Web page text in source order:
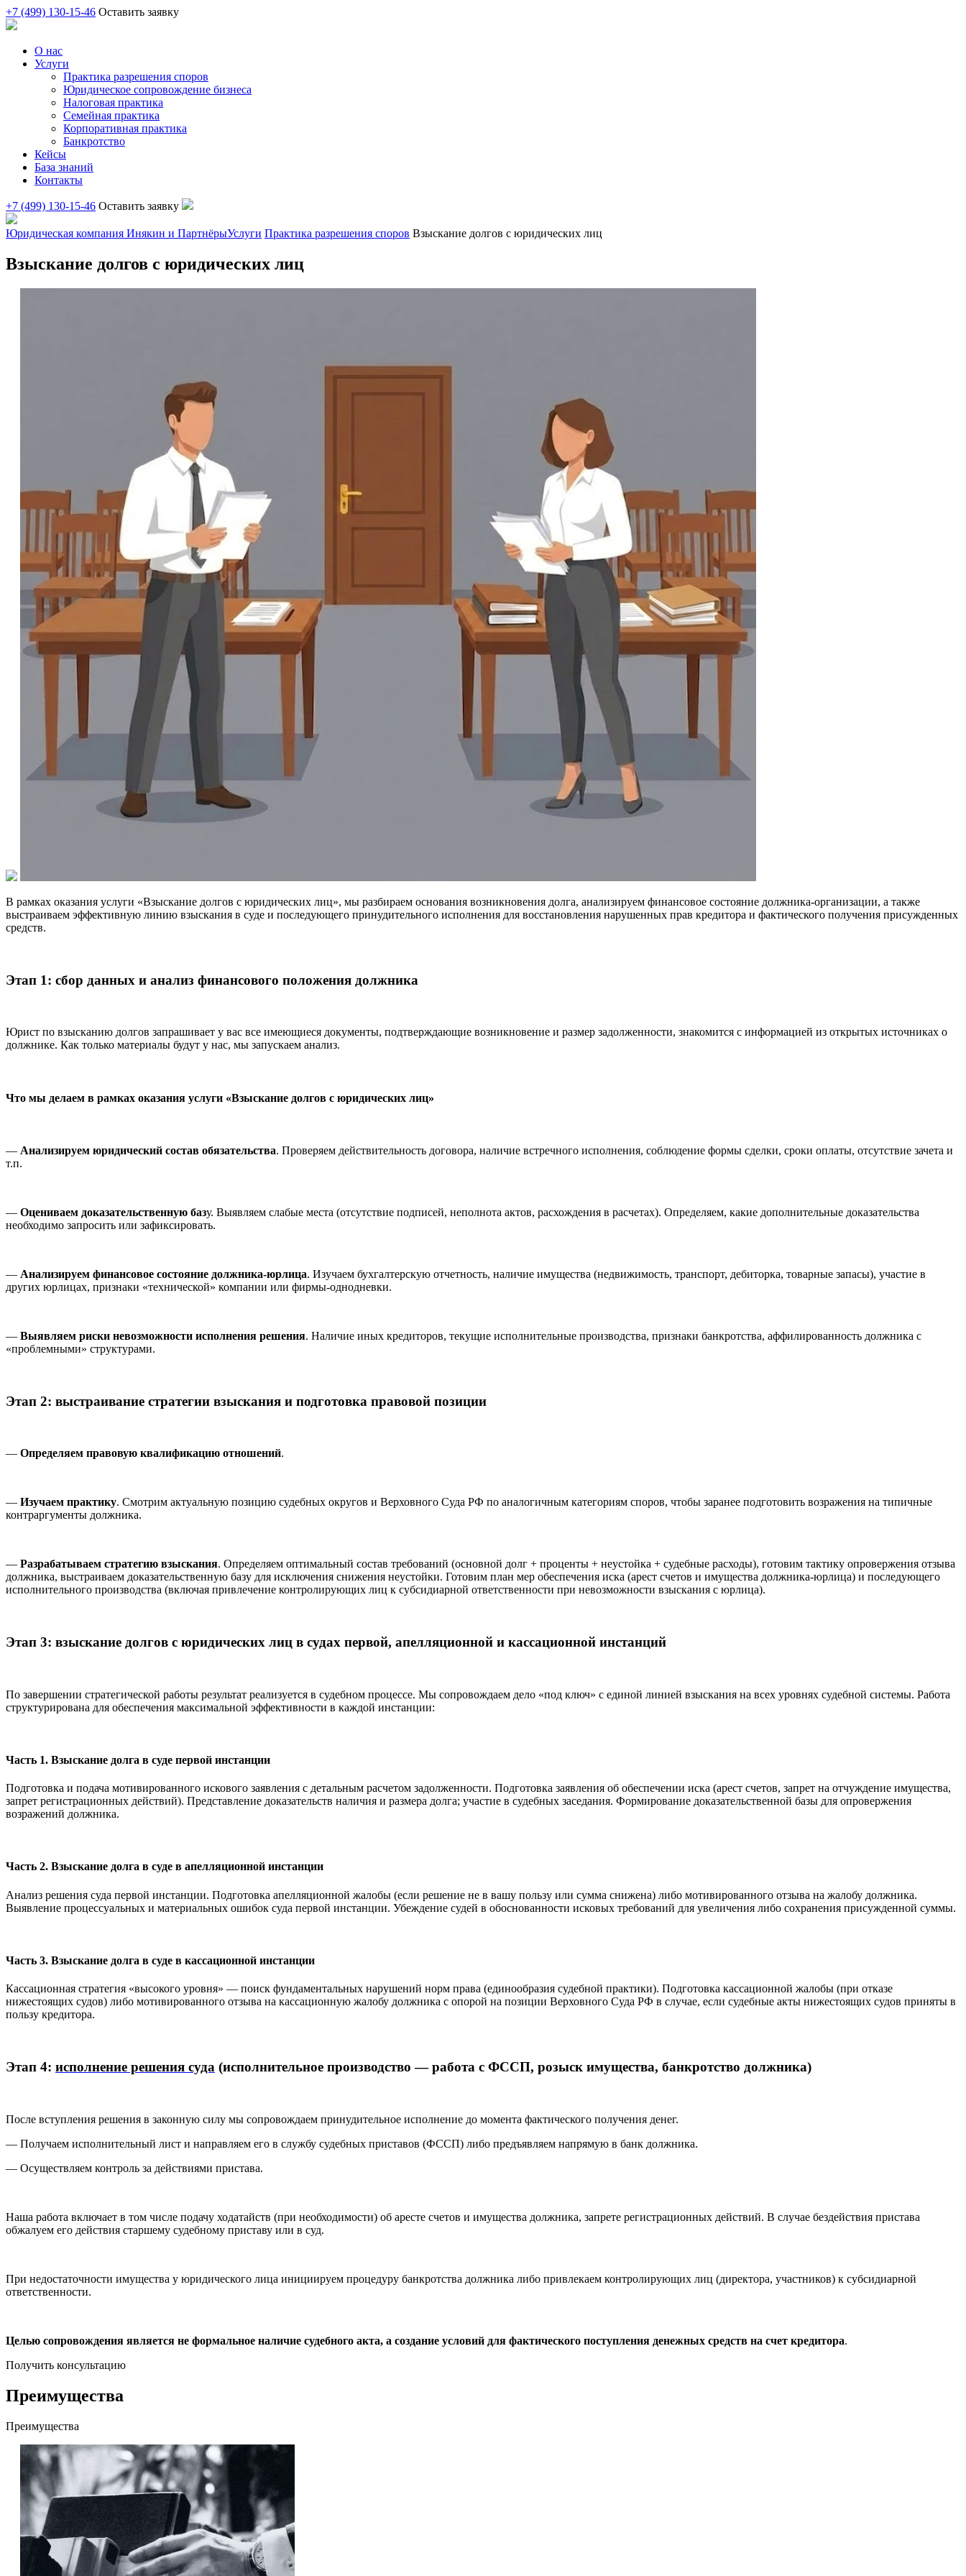
+7 (499) 130-15-46 Оставить заявку
О нас
Услуги
Практика разрешения споров
Юридическое сопровождение бизнеса
Налоговая практика
Семейная практика
Корпоративная практика
Банкротство
Кейсы
База знаний
Контакты
+7 (499) 130-15-46 Оставить заявку
Юридическая компания Инякин и ПартнёрыУслуги Практика разрешения споров Взыскание долгов с юридических лиц
Взыскание долгов с юридических лиц
В рамках оказания услуги «Взыскание долгов с юридических лиц», мы разбираем основания возникновения долга, анализируем финансовое состояние должника-организации, а также
выстраиваем эффективную линию взыскания в суде и последующего принудительного исполнения для восстановления нарушенных прав кредитора и фактического получения присужденных
средств.
Этап 1: сбор данных и анализ финансового положения должника
Юрист по взысканию долгов запрашивает у вас все имеющиеся документы, подтверждающие возникновение и размер задолженности, знакомится с информацией из открытых источниках о
должнике. Как только материалы будут у нас, мы запускаем анализ.
Что мы делаем в рамках оказания услуги «Взыскание долгов с юридических лиц»
— Анализируем юридический состав обязательства. Проверяем действительность договора, наличие встречного исполнения, соблюдение формы сделки, сроки оплаты, отсутствие зачета и
т.п.
— Оцениваем доказательственную базу. Выявляем слабые места (отсутствие подписей, неполнота актов, расхождения в расчетах). Определяем, какие дополнительные доказательства
необходимо запросить или зафиксировать.
— Анализируем финансовое состояние должника-юрлица. Изучаем бухгалтерскую отчетность, наличие имущества (недвижимость, транспорт, дебиторка, товарные запасы), участие в
других юрлицах, признаки «технической» компании или фирмы-однодневки.
— Выявляем риски невозможности исполнения решения. Наличие иных кредиторов, текущие исполнительные производства, признаки банкротства, аффилированность должника с
«проблемными» структурами.
Этап 2: выстраивание стратегии взыскания и подготовка правовой позиции
— Определяем правовую квалификацию отношений.
— Изучаем практику. Cмотрим актуальную позицию судебных округов и Верховного Суда РФ по аналогичным категориям споров, чтобы заранее подготовить возражения на типичные
контраргументы должника.
— Разрабатываем стратегию взыскания. Определяем оптимальный состав требований (основной долг + проценты + неустойка + судебные расходы), готовим тактику опровержения отзыва
должника, выстраиваем доказательственную базу для исключения снижения неустойки. Готовим план мер обеспечения иска (арест счетов и имущества должника-юрлица) и последующего
исполнительного производства (включая привлечение контролирующих лиц к субсидиарной ответственности при невозможности взыскания с юрлица).
Этап 3: взыскание долгов с юридических лиц в судах первой, апелляционной и кассационной инстанций
По завершении стратегической работы результат реализуется в судебном процессе. Мы сопровождаем дело «под ключ» с единой линией взыскания на всех уровнях судебной системы. Работа
структурирована для обеспечения максимальной эффективности в каждой инстанции:
Часть 1. Взыскание долга в суде первой инстанции
Подготовка и подача мотивированного искового заявления с детальным расчетом задолженности. Подготовка заявления об обеспечении иска (арест счетов, запрет на отчуждение имущества,
запрет регистрационных действий). Представление доказательств наличия и размера долга; участие в судебных заседания. Формирование доказательственной базы для опровержения
возражений должника.
Часть 2. Взыскание долга в суде в апелляционной инстанции
Анализ решения суда первой инстанции. Подготовка апелляционной жалобы (если решение не в вашу пользу или сумма снижена) либо мотивированного отзыва на жалобу должника.
Выявление процессуальных и материальных ошибок суда первой инстанции. Убеждение судей в обоснованности исковых требований для увеличения либо сохранения присужденной суммы.
Часть 3. Взыскание долга в суде в кассационной инстанции
Кассационная стратегия «высокого уровня» — поиск фундаментальных нарушений норм права (единообразия судебной практики). Подготовка кассационной жалобы (при отказе
нижестоящих судов) либо мотивированного отзыва на кассационную жалобу должника с опорой на позиции Верховного Суда РФ в случае, если судебные акты нижестоящих судов приняты в
пользу кредитора.
Этап 4: исполнение решения суда (исполнительное производство — работа с ФССП, розыск имущества, банкротство должника)
После вступления решения в законную силу мы сопровождаем принудительное исполнение до момента фактического получения денег.
— Получаем исполнительный лист и направляем его в службу судебных приставов (ФССП) либо предъявляем напрямую в банк должника.
— Осуществляем контроль за действиями пристава.
Наша работа включает в том числе подачу ходатайств (при необходимости) об аресте счетов и имущества должника, запрете регистрационных действий. В случае бездействия пристава
обжалуем его действия старшему судебному приставу или в суд.
При недостаточности имущества у юридического лица инициируем процедуру банкротства должника либо привлекаем контролирующих лиц (директора, участников) к субсидиарной
ответственности.
Целью сопровождения является не формальное наличие судебного акта, а создание условий для фактического поступления денежных средств на счет кредитора.
Получить консультацию
Преимущества
Преимущества